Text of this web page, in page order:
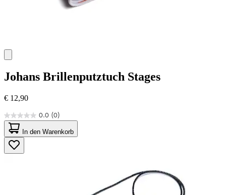
Johans Brillenputztuch Stages
€ 12,90
0.0 (0)
0.0
von
5
Sternen.
In den Warenkorb